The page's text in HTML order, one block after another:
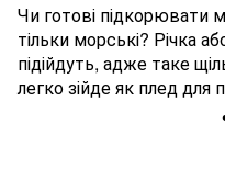
Чи готові підкорювати
тільки морські? Річка
підійдуть, адже таке
легко зійде як плед для